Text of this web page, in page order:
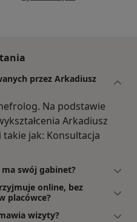
przez Arkadiusz
Na podstawie
Arkadiusz
jak: Konsultacja
swój gabinet?
online, bez
placówce?
wizyty?